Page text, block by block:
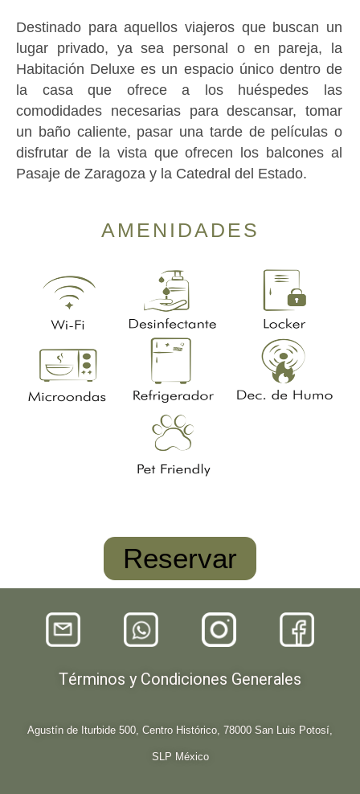
Destinado para aquellos viajeros que buscan un
lugar privado, ya sea personal o en pareja, la
Habitación Deluxe es un espacio único dentro de
la casa que ofrece a los huéspedes las
comodidades necesarias para descansar, tomar
un baño caliente, pasar una tarde de películas o
disfrutar de la vista que ofrecen los balcones al
Pasaje de Zaragoza y la Catedral del Estado.
AMENIDADES
Reservar
Términos y Condiciones Generales
Agustín de Iturbide 500, Centro Histórico, 78000 San Luis Potosí,
SLP México